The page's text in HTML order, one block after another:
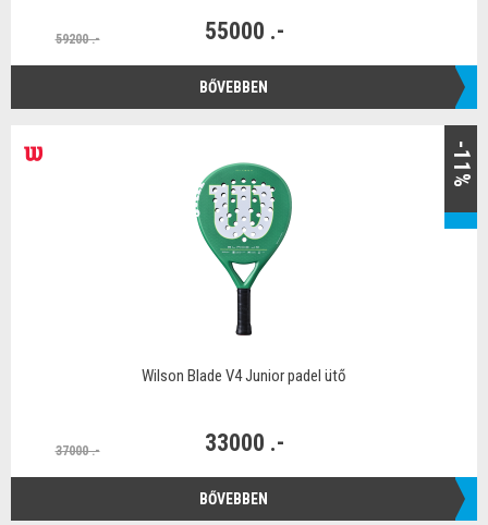
59200 .- 55000 .-
BŐVEBBEN
-11%
Wilson Blade V4 Junior padel ütő
37000 .- 33000 .-
BŐVEBBEN